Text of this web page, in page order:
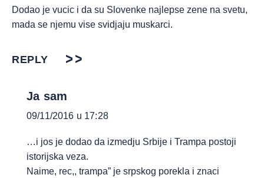
Dodao je vucic i da su Slovenke najlepse zene na svetu,
mada se njemu vise svidjaju muskarci.
REPLY
Ja sam
09/11/2016 u 17:28
…i jos je dodao da izmedju Srbije i Trampa postoji
istorijska veza.
Naime, rec,, trampa” je srpskog porekla i znaci